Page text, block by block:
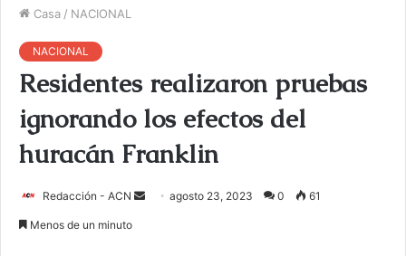
Casa / NACIONAL
NACIONAL
Residentes realizaron pruebas
ignorando los efectos del
huracán Franklin
Redacción - ACN agosto 23, 2023 0 61
Menos de un minuto